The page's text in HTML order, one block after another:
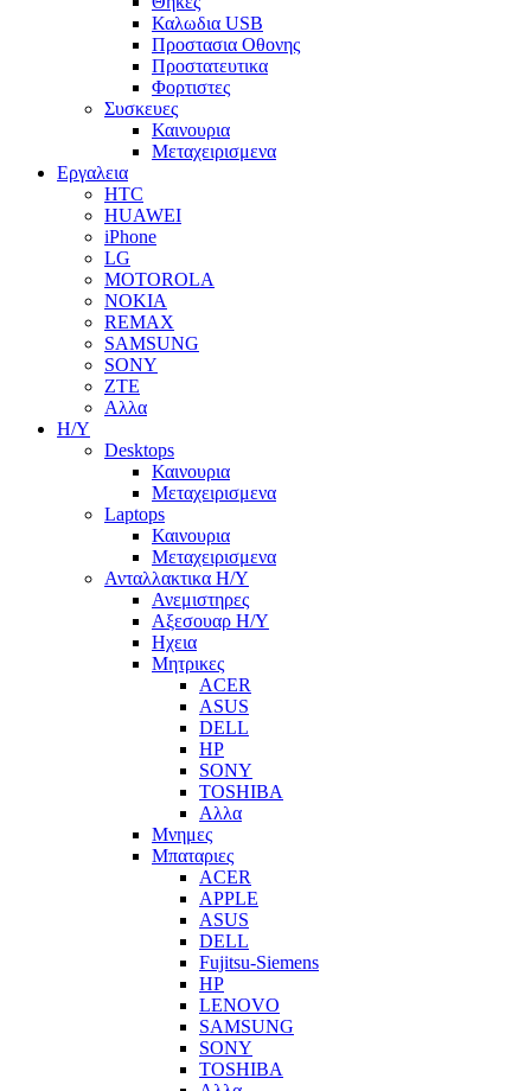
Καλωδια USB
Προστασια Οθονης
Προστατευτικα
Φορτιστες
Συσκευες
Καινουρια
Μεταχειρισμενα
Εργαλεια
HTC
HUAWEI
iPhone
LG
MOTOROLA
NOKIA
REMAX
SAMSUNG
SONY
ZTE
Αλλα
Η/Υ
Desktops
Καινουρια
Μεταχειρισμενα
Laptops
Καινουρια
Μεταχειρισμενα
Ανταλλακτικα H/Y
Ανεμιστηρες
Αξεσουαρ Η/Υ
Ηχεια
Μητρικες
ACER
ASUS
DELL
HP
SONY
TOSHIBA
Αλλα
Μνημες
Μπαταριες
ACER
APPLE
ASUS
DELL
Fujitsu-Siemens
HP
LENOVO
SAMSUNG
SONY
TOSHIBA